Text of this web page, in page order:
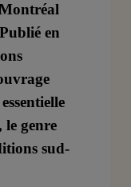
en
le genre
sud-